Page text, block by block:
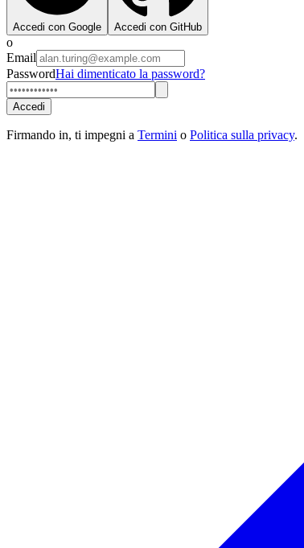
Accedi con Google Accedi con GitHub
o
Email
PasswordHai dimenticato la password?
Accedi
Firmando in, ti impegni a Termini o Politica sulla privacy.